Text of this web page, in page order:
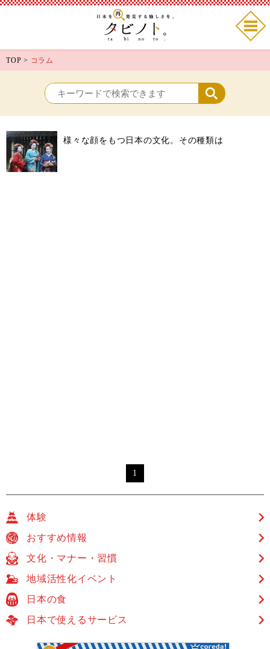
TOP > コラム
様々な顔をもつ日本の文化。その種類は
1
体験
おすすめ情報
文化・マナー・習慣
地域活性化イベント
日本の食
日本で使えるサービス